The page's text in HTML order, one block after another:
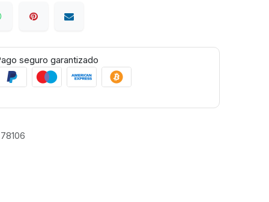
seguro garantizado